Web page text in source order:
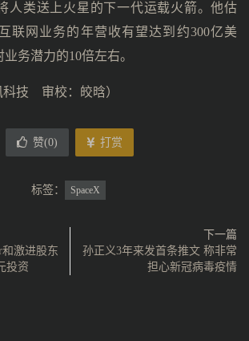
人类送上火星的下一代运载火箭。他估
联网业务的年营收有望达到约300亿美
务潜力的10倍左右。
科技 审校：皎晗）
赞(0) 打赏
标签： SpaceX
激进股东
投资
下一篇
孙正义3年来发首条推文 称非常
担心新冠病毒疫情